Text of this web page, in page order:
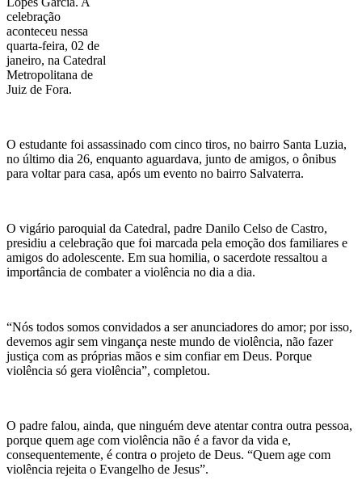
celebração
aconteceu nessa
quarta-feira, 02 de
janeiro, na Catedral
Metropolitana de
Juiz de Fora.
O estudante foi assassinado com cinco tiros, no bairro Santa Luzia,
no último dia 26, enquanto aguardava, junto de amigos, o ônibus
para voltar para casa, após um evento no bairro Salvaterra.
O vigário paroquial da Catedral, padre Danilo Celso de Castro,
presidiu a celebração que foi marcada pela emoção dos familiares e
amigos do adolescente. Em sua homilia, o sacerdote ressaltou a
importância de combater a violência no dia a dia.
“Nós todos somos convidados a ser anunciadores do amor; por isso,
devemos agir sem vingança neste mundo de violência, não fazer
justiça com as próprias mãos e sim confiar em Deus. Porque
violência só gera violência”, completou.
O padre falou, ainda, que ninguém deve atentar contra outra pessoa,
porque quem age com violência não é a favor da vida e,
consequentemente, é contra o projeto de Deus. “Quem age com
violência rejeita o Evangelho de Jesus”.